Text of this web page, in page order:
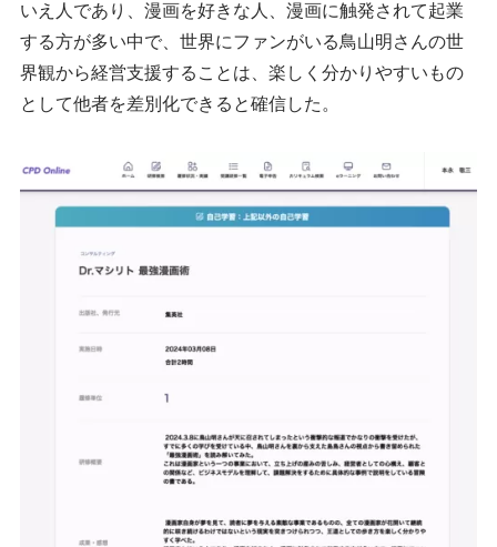
いえ人であり、漫画を好きな人、漫画に触発されて起業
する方が多い中で、世界にファンがいる鳥山明さんの世
界観から経営支援することは、楽しく分かりやすいもの
として他者を差別化できると確信した。